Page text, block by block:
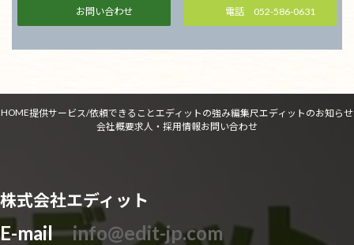
お問い合わせ 電話 052-586-0631
HOME提供サービス/依頼できることエディットの強み編集尺エディットのお知らせ
会社概要求人・採用情報お問い合わせ
株式会社エディット
E-mailinfo@edit-jp.com